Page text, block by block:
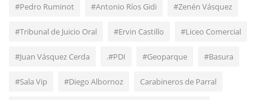
#Pedro Ruminot #Antonio Ríos Gidi #Zenén Vásquez
#Tribunal de Juicio Oral #Ervin Castillo #Liceo Comercial
#Juan Vásquez Cerda .#PDI #Geoparque #Basura
#Sala Vip #Diego Albornoz Carabineros de Parral